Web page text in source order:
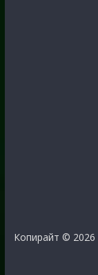
Копирайт © 2026